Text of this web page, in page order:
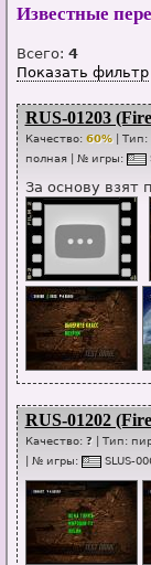
Известные
Всего: 4
Показать фильтр
RUS-01203
Качество: 60% | Тип:
полная | № игры:
За основу взят
RUS-01202
Качество: ? | Тип:
| № игры:
SL US-